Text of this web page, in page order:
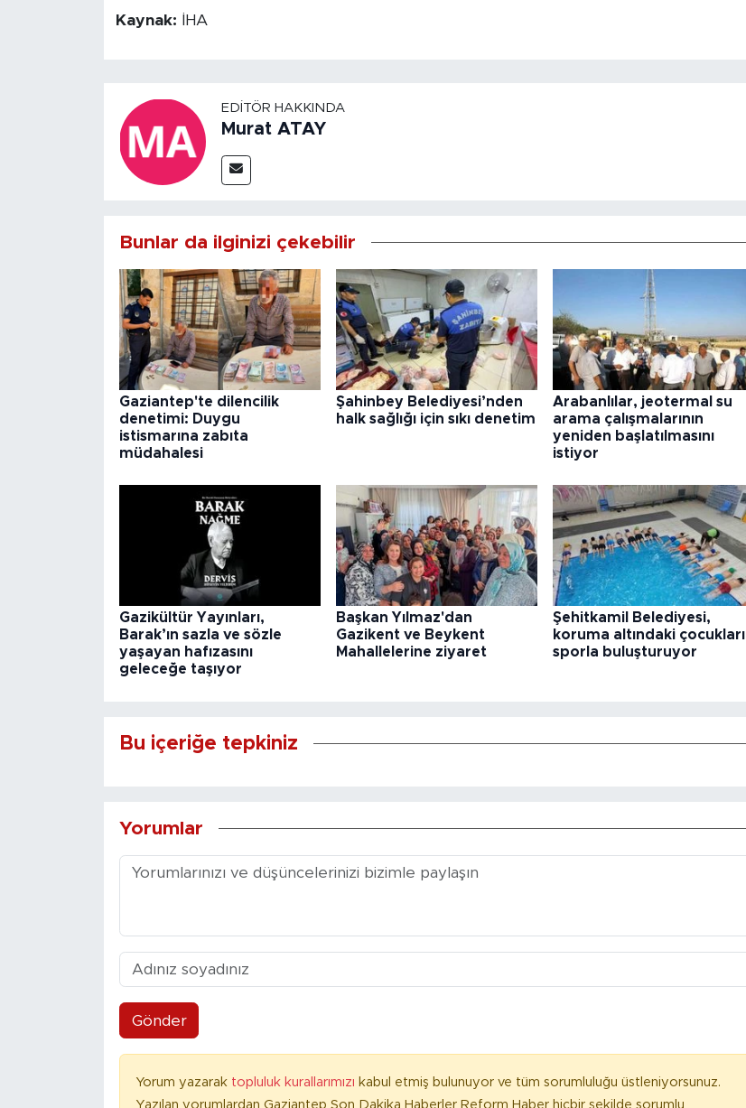
Kaynak: İHA
EDITÖR HAKKINDA
Murat ATAY
Bunlar da ilginizi çekebilir
Gaziantep'te dilencilik
denetimi: Duygu
istismarına zabıta
müdahalesi
Şahinbey Belediyesi’nden
halk sağlığı için sıkı denetim
Arabanlılar, jeotermal su
arama çalışmalarının
yeniden başlatılmasını
istiyor
Gazikültür Yayınları,
Barak’ın sazla ve sözle
yaşayan hafızasını
geleceğe taşıyor
Başkan Yılmaz'dan
Gazikent ve Beykent
Mahallelerine ziyaret
Şehitkamil Belediyesi,
koruma altındaki çocukları
sporla buluşturuyor
Bu içeriğe tepkiniz
Yorumlar
Gönder
Yorum yazarak topluluk kurallarımızı kabul etmiş bulunuyor ve tüm sorumluluğu üstleniyorsunuz.
Yazılan yorumlardan Gaziantep Son Dakika Haberler Reform Haber hiçbir şekilde sorumlu